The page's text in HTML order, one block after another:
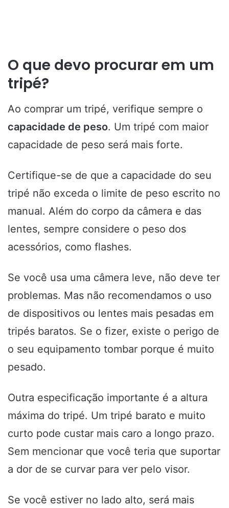
O que devo procurar em um
tripé?
Ao comprar um tripé, verifique sempre o
capacidade de peso. Um tripé com maior
capacidade de peso será mais forte.
Certifique-se de que a capacidade do seu
tripé não exceda o limite de peso escrito no
manual. Além do corpo da câmera e das
lentes, sempre considere o peso dos
acessórios, como flashes.
Se você usa uma câmera leve, não deve ter
problemas. Mas não recomendamos o uso
de dispositivos ou lentes mais pesadas em
tripés baratos. Se o fizer, existe o perigo de
o seu equipamento tombar porque é muito
pesado.
Outra especificação importante é a altura
máxima do tripé. Um tripé barato e muito
curto pode custar mais caro a longo prazo.
Sem mencionar que você teria que suportar
a dor de se curvar para ver pelo visor.
Se você estiver no lado alto, será mais